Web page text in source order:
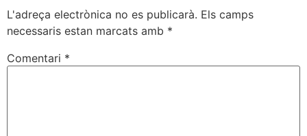
L'adreça electrònica no es publicarà. Els camps
necessaris estan marcats amb *
Comentari *